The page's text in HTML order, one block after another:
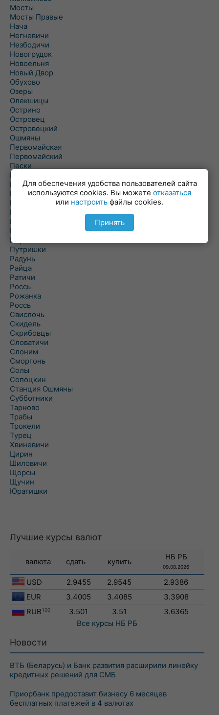
Мосты
Мосты Правые
Нача
Негневичи
Незбодичи
Новогрудок
Новоельня
Новый Двор
Обухово
Озеры
Олекшицы
Острино
Островец
Островецкий
Ошмяны
Первомайская
Первомайский
Пески
Петревичи
Погородно
Пограничный
Подлабенье
Подольцы
Подороск
Поречье
Порозово
Путришки
Радунь
Райца
Ратичи
Роcсь
Рожанка
Россь
Свислочь
Скидель
Скрибовцы
Словатичи
Слоним
Сморгонь
Солы
Сопоцкин
Станция Ошмяны
Субботники
Тарново
Трабы
Трокели
Турец
Хвиневичи
Цирин
Шиловичи
Щорсы
Щучин
Юратишки
Лучшие курсы валют
валюта сдать купить
НБ РБ
09.08.2026
USD 2.9455 2.9545
2.9386
EUR
3.4005 3.4085
3.3908
RUB 100 3.501 3.51
3.6365
Все курсы НБ РБ
Новости
ВТБ (Беларусь) и Банк развития расширили линейку
кредитных решений для СМБ
Приорбанк предоставит бизнесу 6 месяцев
бесплатных платежей в 4 валютах
Для обеспечения удобства пользователей сайта
используются cookies. Вы можете отказаться
или настроить файлы cookies.
Принять